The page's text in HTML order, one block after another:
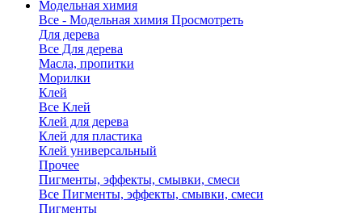
Модельная химия
Все - Модельная химия Просмотреть
Для дерева
Все Для дерева
Масла, пропитки
Морилки
Клей
Все Клей
Клей для дерева
Клей для пластика
Клей универсальный
Прочее
Пигменты, эффекты, смывки, смеси
Все Пигменты, эффекты, смывки, смеси
Пигменты